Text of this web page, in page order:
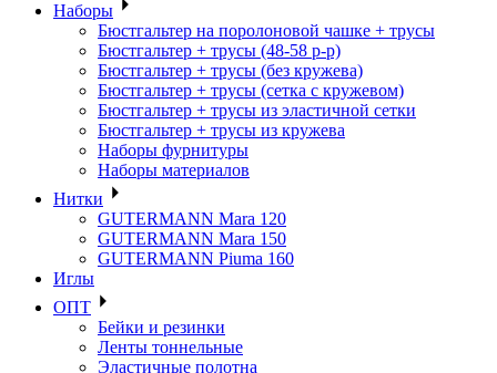
Наборы
Бюстгальтер на поролоновой чашке + трусы
Бюстгальтер + трусы (48-58 р-р)
Бюстгальтер + трусы (без кружева)
Бюстгальтер + трусы (сетка с кружевом)
Бюстгальтер + трусы из эластичной сетки
Бюстгальтер + трусы из кружева
Наборы фурнитуры
Наборы материалов
Нитки
GUTERMANN Mara 120
GUTERMANN Mara 150
GUTERMANN Piuma 160
Иглы
ОПТ
Бейки и резинки
Ленты тоннельные
Эластичные полотна